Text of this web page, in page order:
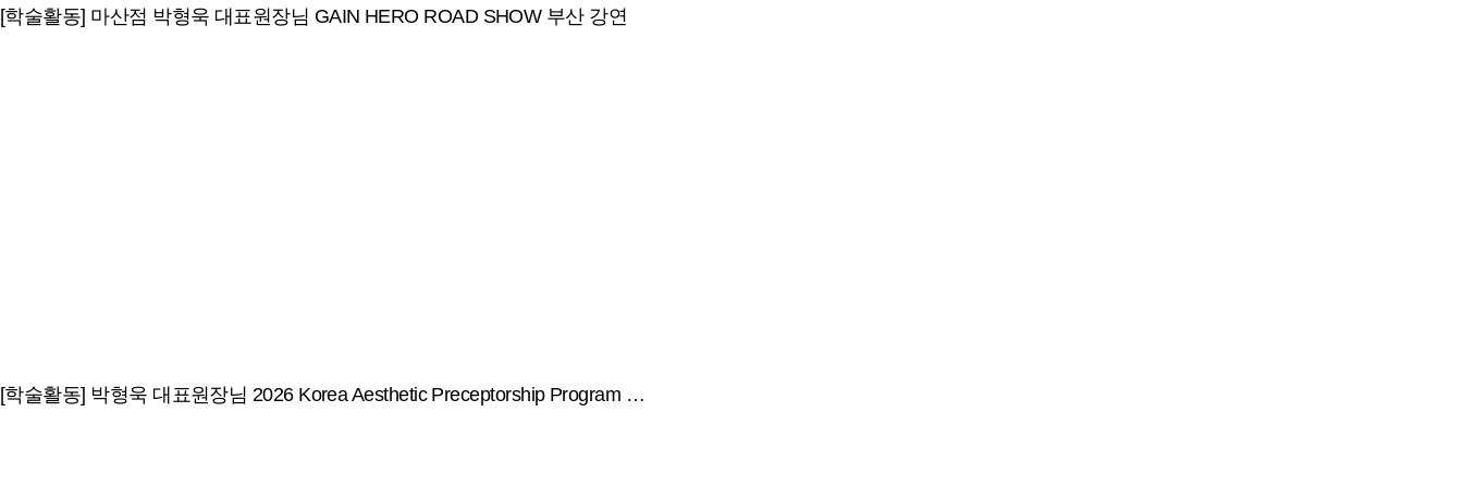
[학술활동] 마산점 박형욱 대표원장님 GAIN HERO ROAD SHOW 부산 강연
[학술활동] 박형욱 대표원장님 2026 Korea Aesthetic Preceptorship Program …